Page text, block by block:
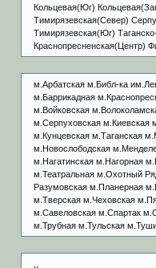
Кольцевая(Юг)
Тимирязевская(Север)
Тимирязевская(Юг)
Краснопресненская(Центр)
м.Арбатская м.Библ-ка
м.Баррикадная
м.Войковская
м.Серпуховская м.Киевская
м.Кунцевская м.Таганская
м.Новослободская
м.Нагатинская м.Нагорная
м.Театральная м.Охотный
Разумовская м.Планерная
м.Тверская м.Чеховская
м.Савеловская м.Спартак
м.Трубная м.Тульская